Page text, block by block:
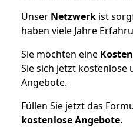
Unser Netzwerk ist
haben viele Jahre
Sie möchten eine
Sie sich jetzt kostenlose
Angebote.
Füllen Sie jetzt das
kostenloseAngebote.